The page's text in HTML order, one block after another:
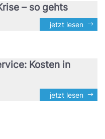
– so gehts
jetzt lesen
Kosten in
jetzt lesen